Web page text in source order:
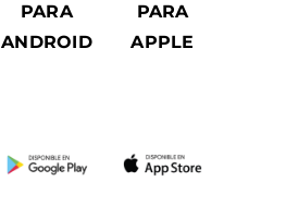
PARA
ANDROID
PARA
APPLE